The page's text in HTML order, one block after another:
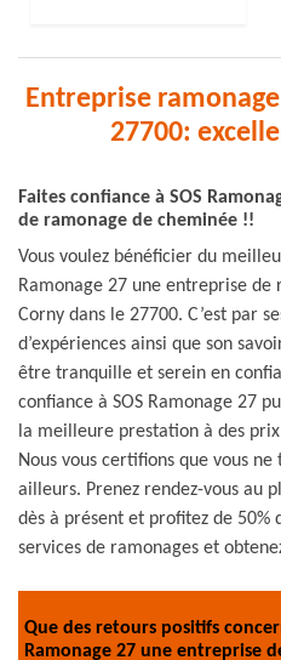
Entreprise
27700:
Faites confiance à SOS
de ramonage de cheminée !!
Vous voulez bénéficier du
Ramonage 27 une entreprise de
Corny dans le 27700. C’est par
d’expériences ainsi que son
être tranquille et serein en
confiance à SOS Ramonage 27
la meilleure prestation à des
Nous vous certifions que vous
ailleurs. Prenez rendez-vous au
dès à présent et profitez de 50%
services de ramonages et
Que des retours positifs
Ramonage 27 une entreprise